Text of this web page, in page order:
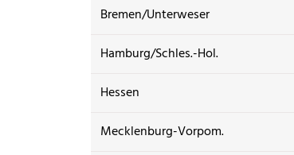
Bremen/Unterweser
Hamburg/Schles.-Hol.
Hessen
Mecklenburg-Vorpom.